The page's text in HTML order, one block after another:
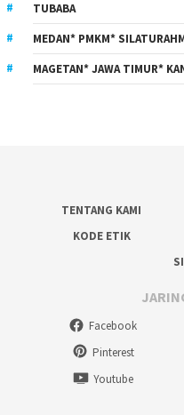
TUBABA
MEDAN* PMKM*
MAGETAN* JAWA TIMUR*
TENTANG KAMI
KODE ETIK
Facebook
Pinterest
Youtube